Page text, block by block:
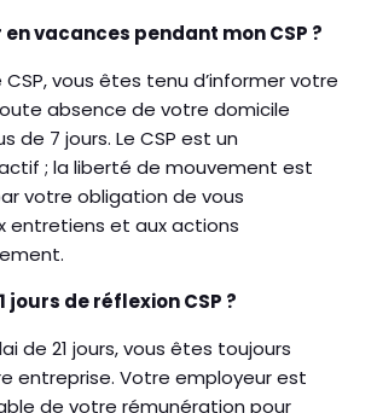
vacances pendant mon CSP ?
vous êtes tenu d’informer votre
absence de votre domicile
de 7 jours. Le CSP est un
; la liberté de mouvement est
votre obligation de vous
entretiens et aux actions
jours de réflexion CSP ?
de 21 jours, vous êtes toujours
entreprise. Votre employeur est
de votre rémunération pour